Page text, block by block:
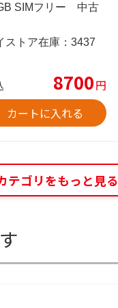
SIMフリー 中古
ストア在庫： 3437
8700円
カートに入れる
テゴリをもっと見る